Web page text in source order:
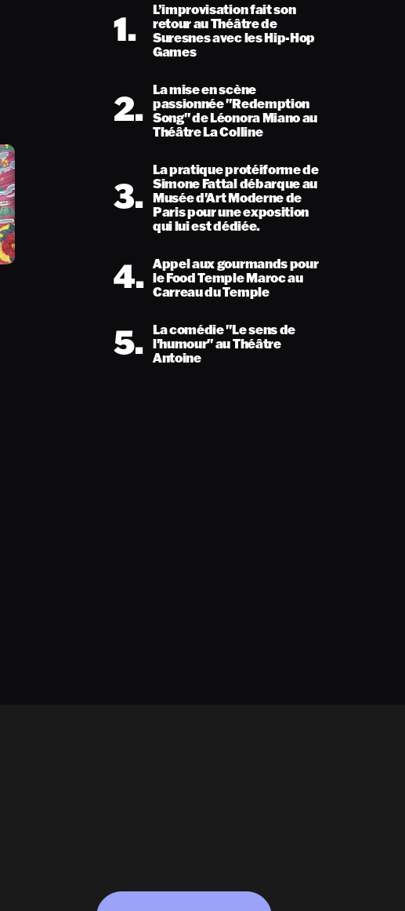
1.
L’improvisation fait son
retour au Théâtre de
Suresnes avec les Hip-Hop
Games
2. La mise en scène
passionnée "Redemption
Song" de Léonora Miano au
Théâtre La Colline
3.
La pratique protéiforme de
Simone Fattal débarque au
Musée d'Art Moderne de
Paris pour une exposition
qui lui est dédiée.
4. Appel aux gourmands pour
le Food Temple Maroc au
Carreau du Temple
5. La comédie "Le sens de
l'humour" au Théâtre
Antoine